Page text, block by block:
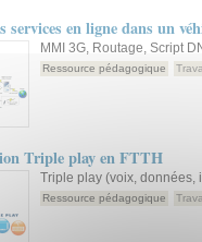
services en ligne dans un
MMI 3G, Routage, Script
Ressource pédagogique
Triple play en FTTH
Triple play (voix, données,
Ressource pédagogique